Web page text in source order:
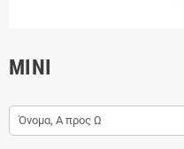
MINI
Όνομα, Α προς Ω